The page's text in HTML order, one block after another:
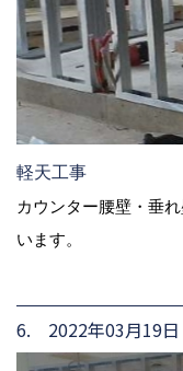
軽天工事
カウンター腰壁・垂
います。
6. 2022年03月19日